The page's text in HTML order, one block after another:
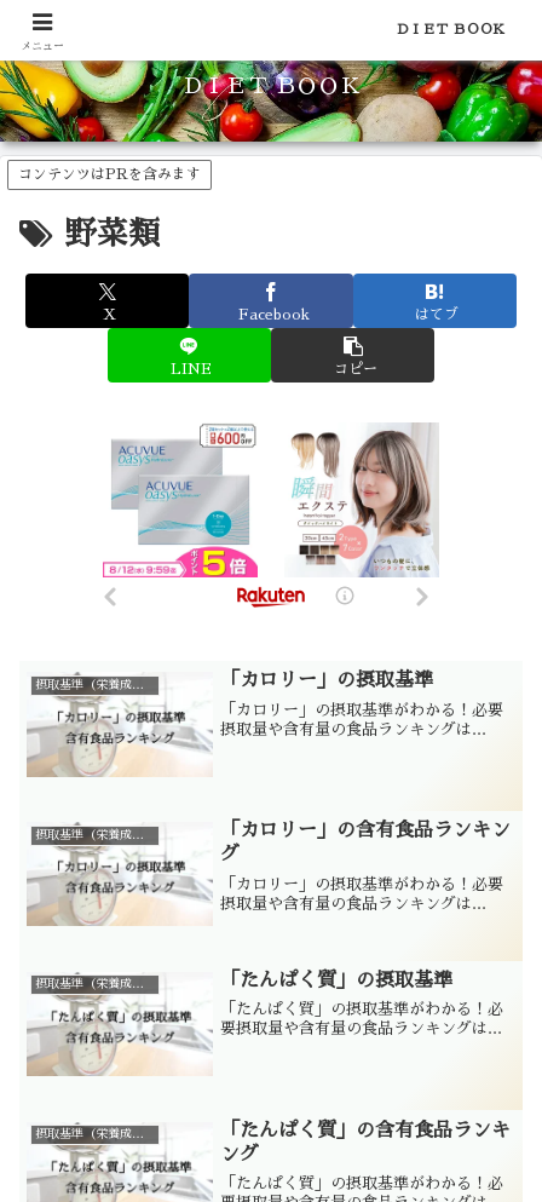
食品のカロリーや糖質などの栄養素がわかる！健康やダイエットに
ＤＩＥＴ ＢＯＯＫ
コンテンツはPRを含みます
野菜類
X Facebook はてブ
LINE コピー
摂取基準（栄養成分別） 「カロリー」の摂取基準
「カロリー」の摂取基準がわかる！必要
摂取量や含有量の食品ランキングは...
摂取基準（栄養成分別）
「カロリー」の含有食品ランキン
グ
「カロリー」の摂取基準がわかる！必要
摂取量や含有量の食品ランキングは...
摂取基準（栄養成分別） 「たんぱく質」の摂取基準
「たんぱく質」の摂取基準がわかる！必
要摂取量や含有量の食品ランキングは...
摂取基準（栄養成分別）
「たんぱく質」の含有食品ランキ
ング
「たんぱく質」の摂取基準がわかる！必
メニュー
ＤＩＥＴ ＢＯＯＫ